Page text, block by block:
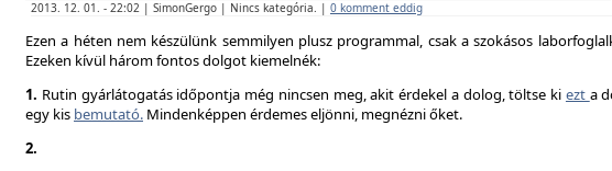
2013. 12. 01. - 22:02 | SimonGergo | Nincs kategória. | 0 komment eddig
Ezen a héten nem készülünk semmilyen plusz programmal, csak a szokásos
Ezeken kívül három fontos dolgot kiemelnék:
1. Rutin gyárlátogatás időpontja még nincsen meg, akit érdekel a dolog, töltse ki ezt a
egy kis bemutató. Mindenképpen érdemes eljönni, megnézni őket.
2.